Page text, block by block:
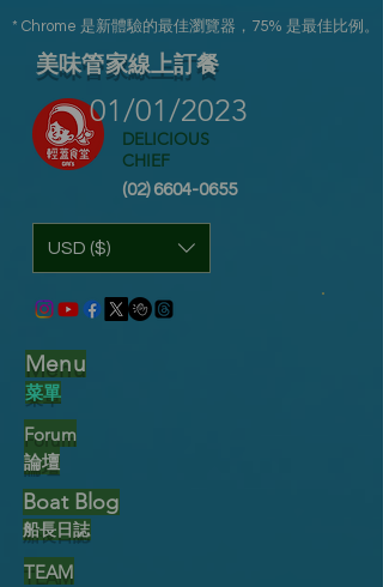
(02) 6604-0655
USD ($)
Menu
菜單
Forum
論壇
Boat Blog
船長日誌
TEAM
* Chrome 是新體驗的最佳瀏覽器，75% 是最佳比例。
美味管家線上訂餐
DELICIOUS
CHIEF
01/01/2023